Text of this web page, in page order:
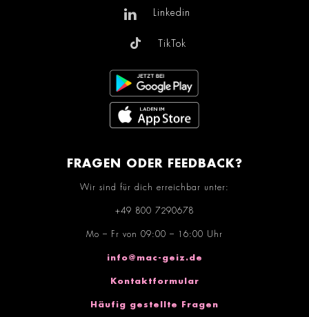
Linkedin
TikTok
FRAGEN ODER FEEDBACK?
Wir sind für dich erreichbar unter:
+49 800 7290678
Mo – Fr von 09:00 – 16:00 Uhr
info@mac-geiz.de
Kontaktformular
Häufig gestellte Fragen